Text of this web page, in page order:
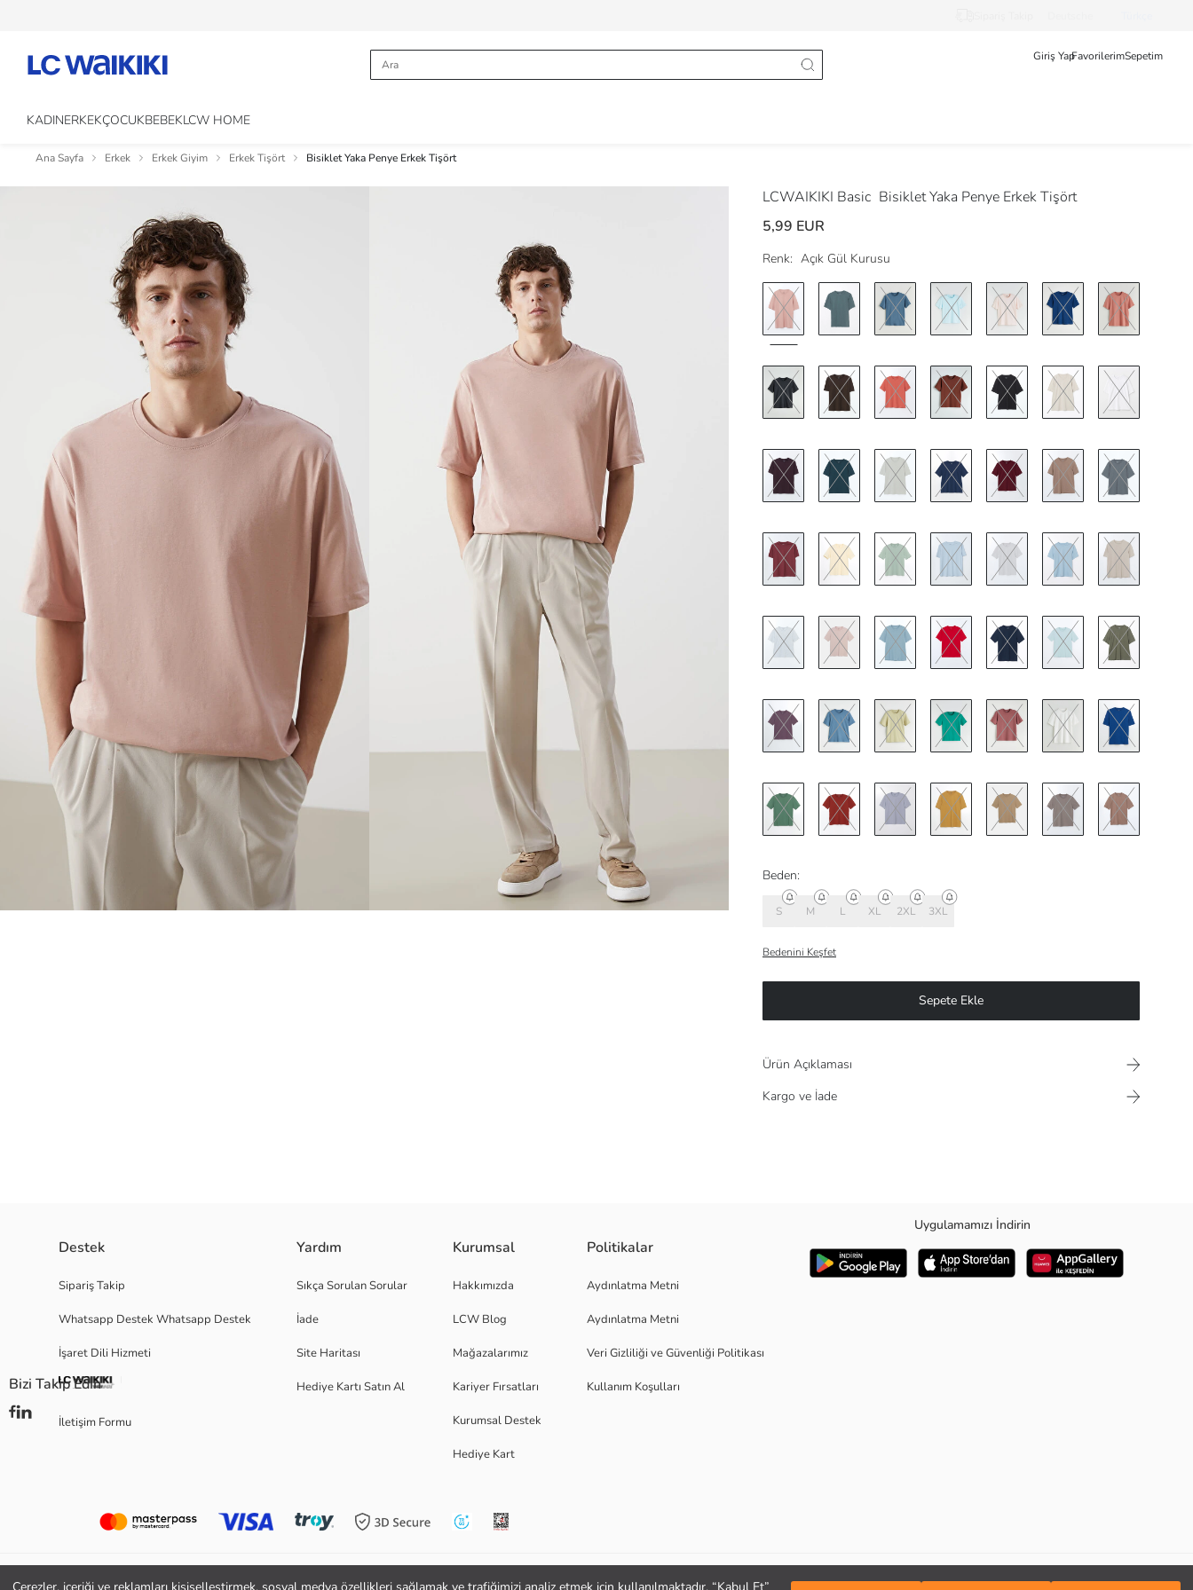
Giriş YapFavorilerimSepetim
KADINERKEKÇOCUKBEBEKLCW HOME
Ana Sayfa Erkek Erkek Giyim Erkek Tişört Bisiklet Yaka Penye Erkek Tişört
LCWAIKIKI Basic Bisiklet Yaka Penye Erkek Tişört
5,99 EUR
Renk: Açık Gül Kurusu
Beden:
S M L XL 2XL 3XL
Bedenini Keşfet
Sepete Ekle
Ürün Açıklaması
Kargo ve İade
Ana Kumaş:
Cinsiyet:
Kalıp:
Destek
Sipariş Takip
Whatsapp Destek Whatsapp Destek
İşaret Dili Hizmeti
İletişim Formu
Yardım
Sıkça Sorulan Sorular
İade
Site Haritası
Hediye Kartı Satın Al
Kurumsal
Hakkımızda
LCW Blog
Mağazalarımız
Kariyer Fırsatları
Kurumsal Destek
Hediye Kart
Politikalar
Aydınlatma Metni
Aydınlatma Metni
Veri Gizliliği ve Güvenliği Politikası
Kullanım Koşulları
Uygulamamızı İndirin
Bizi Takip Edin